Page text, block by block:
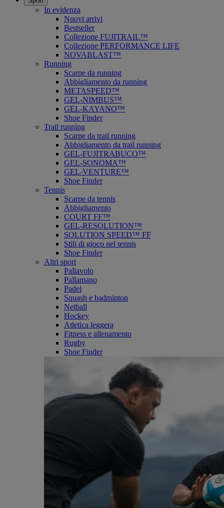
In evidenza
Nuovi arrivi
Bestseller
Collezione FUJITRAIL™
Collezione PERFORMANCE LIFE
NOVABLAST™
Running
Scarpe da running
Abbigliamento da running
METASPEED™
GEL-NIMBUS™
GEL-KAYANO™
Shoe Finder
Trail running
Scarpe da trail running
Abbigliamento da trail running
GEL-FUJITRABUCO™
GEL-SONOMA™
GEL-VENTURE™
Shoe Finder
Tennis
Scarpe da tennis
Abbigliamento
COURT FF™
GEL-RESOLUTION™
SOLUTION SPEED™ FF
Stili di gioco nel tennis
Shoe Finder
Altri sport
Pallavolo
Pallamano
Padel
Squash e badminton
Netball
Hockey
Atletica leggera
Fitness e allenamento
Rugby
Shoe Finder